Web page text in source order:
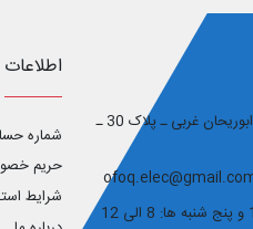
اصفهان ـ خیابان آل محمد _ خیابان ابوریحان غربی ـ پلاک 30 ـ
اطلاعات
شماره
حریم
شرایط